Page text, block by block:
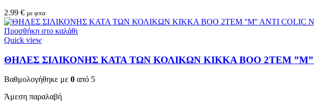
2.99 € με φπα
Προσθήκη στο καλάθι
Quick view
ΘΗΛΕΣ ΣΙΛΙΚΟΝΗΣ ΚΑΤΑ ΤΩΝ ΚΟΛΙΚΩΝ KIKKA BOO 2TEM ”M”
Βαθμολογήθηκε με 0 από 5
Άμεση παραλαβή